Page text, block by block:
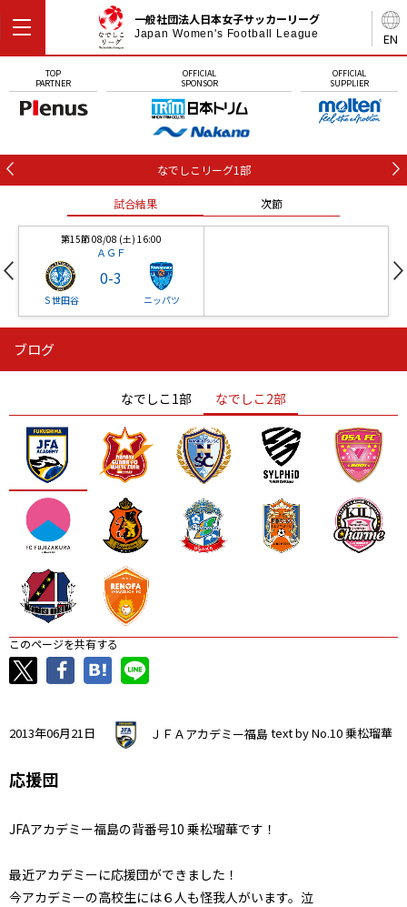
EN
一般社団法人日本女子サッカーリーグ
Japan Women's Football League
TOP
PARTNER
OFFICIAL
SPONSOR
OFFICIAL
SUPPLIER
なでしこリーグ1部
試合結果 次節
第15節 08/08 (土) 16:00
ＡＧＦ
Ｓ世田谷
0-3
ニッパツ
ニッパツ
ニッパツ 名古屋
石人の星
静岡 愛媛Ｌ
ブログ
なでしこ1部 なでしこ2部
このページを共有する
2013年06月21日 ＪＦＡアカデミー福島text by No.10 乗松瑠華
応援団
JFAアカデミー福島の背番号10 乗松瑠華です！
最近アカデミーに応援団ができました！
今アカデミーの高校生には６人も怪我人がいます。泣